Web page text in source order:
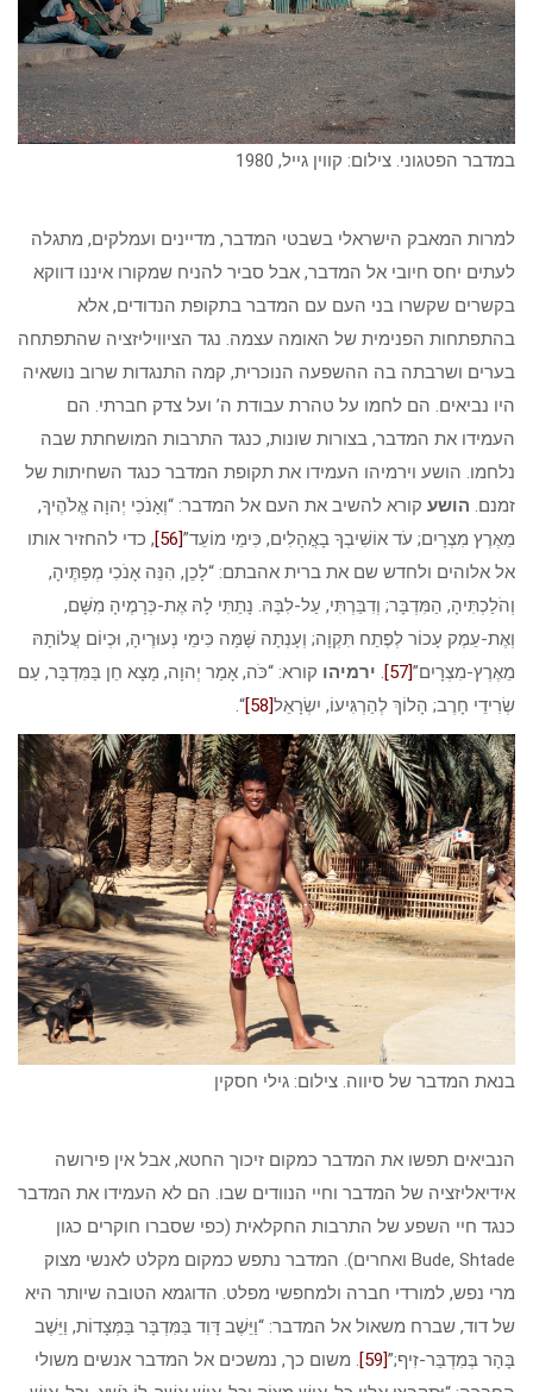
במדבר הפטגוני. צילום: קווין גייל, 1980
למרות המאבק הישראלי בשבטי המדבר, מדיינים ועמלקים, מתגלה
לעתים יחס חיובי אל המדבר, אבל סביר להניח שמקורו איננו דווקא
בקשרים שקשרו בני העם עם המדבר בתקופת הנדודים, אלא
בהתפתחות הפנימית של האומה עצמה. נגד הציוויליזציה שהתפתחה
בערים ושרבתה בה ההשפעה הנוכרית, קמה התנגדות שרוב נושאיה
היו נביאים. הם לחמו על טהרת עבודת ה’ ועל צדק חברתי. הם
העמידו את המדבר, בצורות שונות, כנגד התרבות המושחתת שבה
נלחמו. הושע וירמיהו העמידו את תקופת המדבר כנגד השחיתות של
זמנם. הושע קורא להשיב את העם אל המדבר: “וְאָנֹכִי יְהוָה אֱלֹהֶיךָ,
מֵאֶרֶץ מִצְרָיִם; עֹד אוֹשִׁיבְךָ בָאֳהָלִים, כִּימֵי מוֹעֵד”[56]
, כדי להחזיר אותו
אל אלוהים ולחדש שם את ברית אהבתם: “לָכֵן, הִנֵּה אָנֹכִי מְפַתֶּיהָ,
וְהֹלַכְתִּיהָ, הַמִּדְבָּר; וְדִבַּרְתִּי, עַל-לִבָּהּ. נָתַתִּי לָהּ אֶת-כְּרָמֶיהָ מִשָּׁם,
וְאֶת-עֵמֶק עָכוֹר לְפֶתַח תִּקְוָה; וְעָנְתָה שָּׁמָּה כִּימֵי נְעוּרֶיהָ, וּכְיוֹם עֲלוֹתָהּ
מֵאֶרֶץ-מִצְרָיִם”[57] ירמיהו קורא: “כֹּה, אָמַר יְהוָה, מָצָא חֵן בַּמִּדְבָּר, עַם
שְׂרִידֵי חָרֶב; הָלוֹךְ לְהַרְגִּיעוֹ, יִשְׂרָאֵל[58]
“.
בנאת המדבר של סיווה. צילום: גילי חסקין
הנביאים תפשו את המדבר כמקום זיכוך החטא, אבל אין פירושה
אידיאליזציה של המדבר וחיי הנוודים שבו. הם לא העמידו את המדבר
כנגד חיי השפע של התרבות החקלאית (כפי שסברו חוקרים כגון
Bude, Shtade ואחרים). המדבר נתפש כמקום מקלט לאנשי מצוק
מרי נפש, למורדי חברה ולמחפשי מפלט. הדוגמא הטובה שיותר היא
של דוד, שברח משאול אל המדבר: “וַיֵּשֶׁב דָּוִד בַּמִּדְבָּר בַּמְּצָדוֹת, וַיֵּשֶׁב
בָּהָר בְּמִדְבַּר-זִיף;”[59]
. משום כך, נמשכים אל המדבר אנשים משולי